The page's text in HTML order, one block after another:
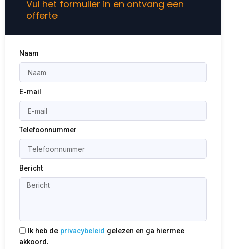
Vul het formulier in en ontvang een
offerte
Naam
E-mail
Telefoonnummer
Bericht
Ik heb de privacybeleid gelezen en ga hiermee
akkoord.